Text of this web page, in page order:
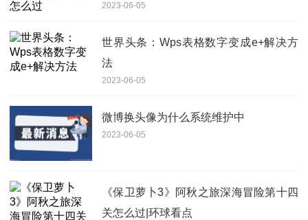
2023-06-05
世界头条：Wps表格数字变成e+解决方
法
2023-06-05
微博换头像为什么系统维护中
2023-06-05
《保卫萝卜3》阿秋之旅深海冒险第十四
关怎么过|环球看点